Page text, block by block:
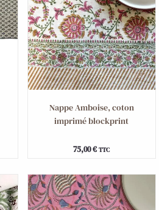
Nappe Amboise, coton
imprimé blockprint
75,00€ TTC